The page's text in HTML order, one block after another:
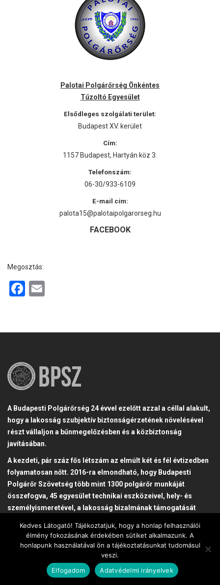
Palotai Polgárőrség Önkéntes
Tűzoltó Egyesület
Elsődleges szolgálati terület:
Budapest XV. kerület
Cím:
1157 Budapest, Hartyán köz 3.
Telefonszám:
06-30/933-6109
E-mail cím:
palota15@palotaipolgarorseg.hu
FACEBOOK
Megosztás:
F
b
o
k
A Budapesti Polgárőrség 24 évvel ezelőtt azzal a céllal alakult,
hogy a lakosság szubjektív biztonságérzetének növelésével
részt vállaljon a bűnmegelőzésben és a közbiztonság
javításában.
A kezdeti, pár száz fős létszám az elmúlt két és fél évtizedben
folyamatosan nőtt. 2016-ra elmondható, hogy Budapesti
Polgárőr Szövetség több mint 1300 polgárőr munkáját
összefogva, 45 egyesület technikai eszközeivel, hely- és
személyismeretével, a lakosság bizalmának támogatását
önkormányzatoknak és az intézményeknek a bűnmegelőzés
terén az élhető és biztonságos környezet érdekében végzett
Kedves Látogató! Tájékoztatjuk, hogy a honlap felhasználói
élmény fokozásának érdekében sütiket alkalmazunk. A
honlapunk használatával ön a tájékoztatásunkat tudomásul
veszi.
Elfogadom
Adatvédelmi irányelvek